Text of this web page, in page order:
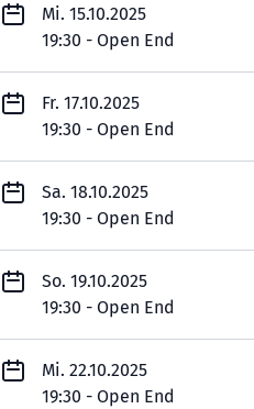
Mi. 15.10.2025
19:30 - Open End
Fr. 17.10.2025
19:30 - Open End
Sa. 18.10.2025
19:30 - Open End
So. 19.10.2025
19:30 - Open End
Mi. 22.10.2025
19:30 - Open End